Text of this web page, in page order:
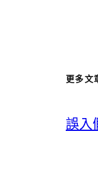
更多文
誤入